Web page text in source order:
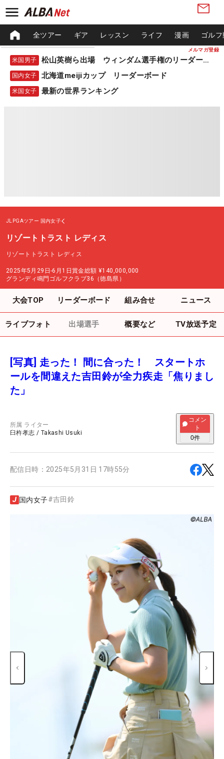
メルマガ登録
全ツアー ギア レッスン ライフ 漫画 ゴル
米国男子 松山英樹ら出場 ウィンダム選手権のリーダーボード
国内女子 北海道meijiカップ リーダーボード
米国女子 最新の世界ランキング
JLPGAツアー 国内女子
リゾートトラスト レディス
リゾートトラスト レディス
2025年5月29日-6月1日賞金総額 ¥140,000,000
グランディ鳴門ゴルフクラブ36（徳島県）
大会TOP リーダーボード 組み合せ ニュース
ライブフォト 出場選手 概要など TV放送予定
[写真] 走った！ 間に合った！ スタートホ
ールを間違えた吉田鈴が全力疾走「焦りまし
た」
所属 ライター
臼杵孝志 / Takashi Usuki
コメン
ト
0件
配信日時： 2025年5月31日 17時55分
国内女子#吉田鈴